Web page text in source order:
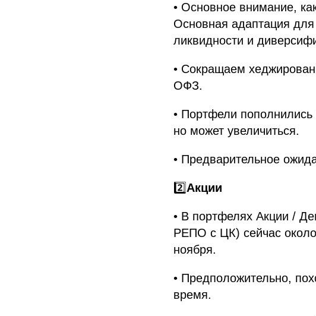
• Основное внимание,
Основная адаптация
ликвидности и
• Сокращаем
ОФЗ.
• Портфели
но может увеличиться.
• Предварительное
2️⃣Акции
• В портфелях Акции /
РЕПО с ЦК) сейчас
ноября.
• Предположительно,
время.